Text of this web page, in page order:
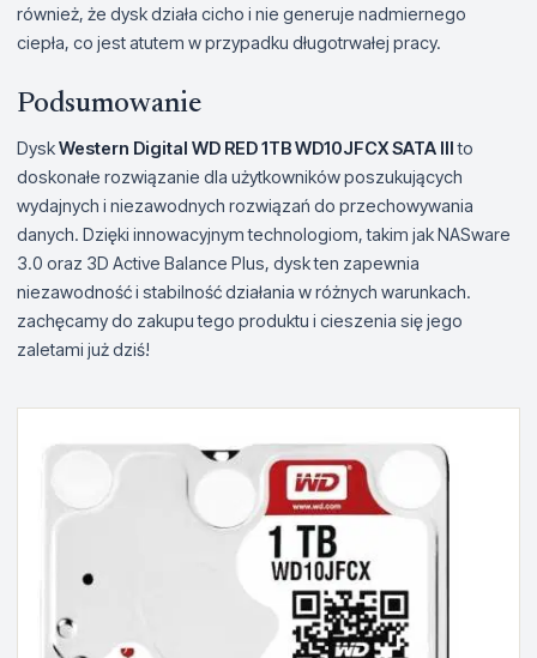
również, że dysk działa cicho i nie generuje nadmiernego
ciepła, co jest atutem w przypadku długotrwałej pracy.
Podsumowanie
DyskWestern Digital WD RED 1TB WD10JFCX SATA IIIto
doskonałe rozwiązanie dla użytkowników poszukujących
wydajnych i niezawodnych rozwiązań do przechowywania
danych. Dzięki innowacyjnym technologiom, takim jak NASware
3.0 oraz 3D Active Balance Plus, dysk ten zapewnia
niezawodność i stabilność działania w różnych warunkach.
zachęcamy do zakupu tego produktu i cieszenia się jego
zaletami już dziś!